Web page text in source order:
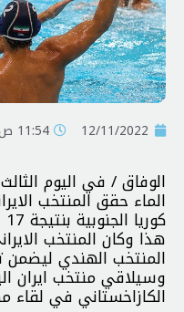
12/11/2022 11:54 ص
الوفاق / في اليوم
الماء حقق المنتخب
كوريا الجنوبية بنتيجة 17 – 8.
هذا وكان المنتخب
المنتخب الهندي ليضمن
وسيلاقي منتخب ايران
الكازاخستاني في لقاء